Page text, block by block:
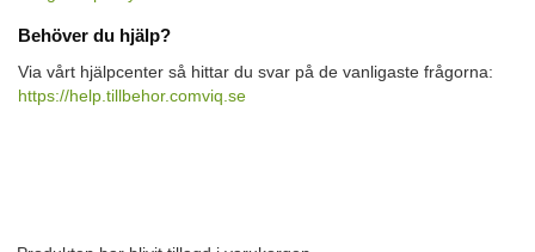
Behöver du hjälp?
Via vårt hjälpcenter så hittar du svar på de vanligaste frågorna:
https://help.tillbehor.comviq.se